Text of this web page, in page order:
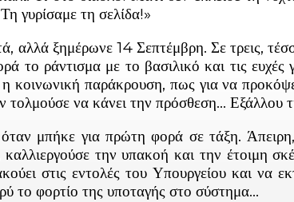
γυρίσαμε τη σελίδα!»
αλλά ξημέρωνε 14 Σεπτέμβρη. Σε τρεις,
το ράντισμα με το βασιλικό και τις
κοινωνική παράκρουση, πως για να
να κάνει την πρόσθεση… Εξάλλου
μπήκε για πρώτη φορά σε τάξη.
την υπακοή και την έτοιμη
στις εντολές του Υπουργείου και να
το φορτίο της υποταγής στο σύστημα…